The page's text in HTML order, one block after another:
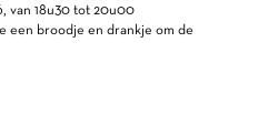
van 18u30 tot 20u00
een broodje en drankje om de